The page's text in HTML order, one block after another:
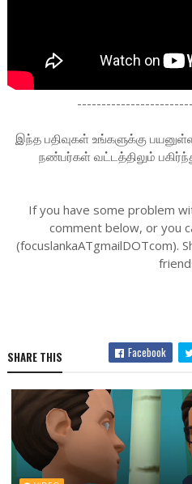
இந்த பதிவுகள் உங்களுக்கு
நண்பர்கள் வட்டத்திலும்
If you have some problem
comment below, or you
(focuslankaATgmailDOTcom).
SHARE THIS Facebook